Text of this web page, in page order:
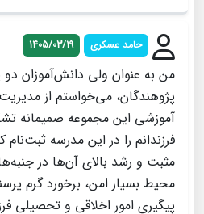
حامد عسکری 1405/03/19
من به عنوان ولی دانش‌آموزان
پژوهندگان، می‌خواستم از
آموزشی این مجموعه صمیمانه
فرزندانم را در این مدرسه ثبت‌نام
مثبت و رشد بالای آن‌ها در
محیط بسیار امن، برخورد گرم
پیگیری امور اخلاقی و تحصیلی